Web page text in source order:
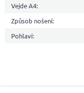
Vejde A4:
Způsob nošení:
Pohlaví: